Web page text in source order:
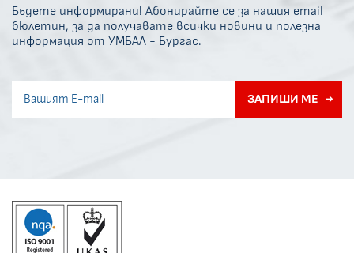
Бъдете информирани! Абонирайте се за нашия email
бюлетин, за да получавате всички новини и полезна
информация от УМБАЛ - Бургас.
ЗАПИШИ МЕ